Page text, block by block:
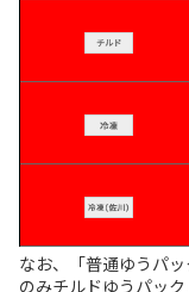
なお、「普通ゆうパ
のみチルドゆうパッ